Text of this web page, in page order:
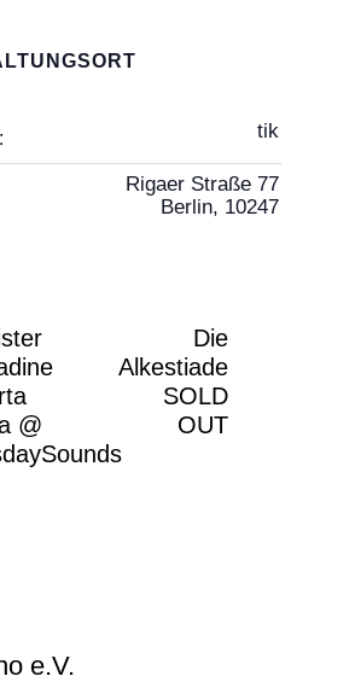
tik
Rigaer Straße 77
Berlin, 10247
@
Die
Alkestiade
SOLD
OUT
e.V.